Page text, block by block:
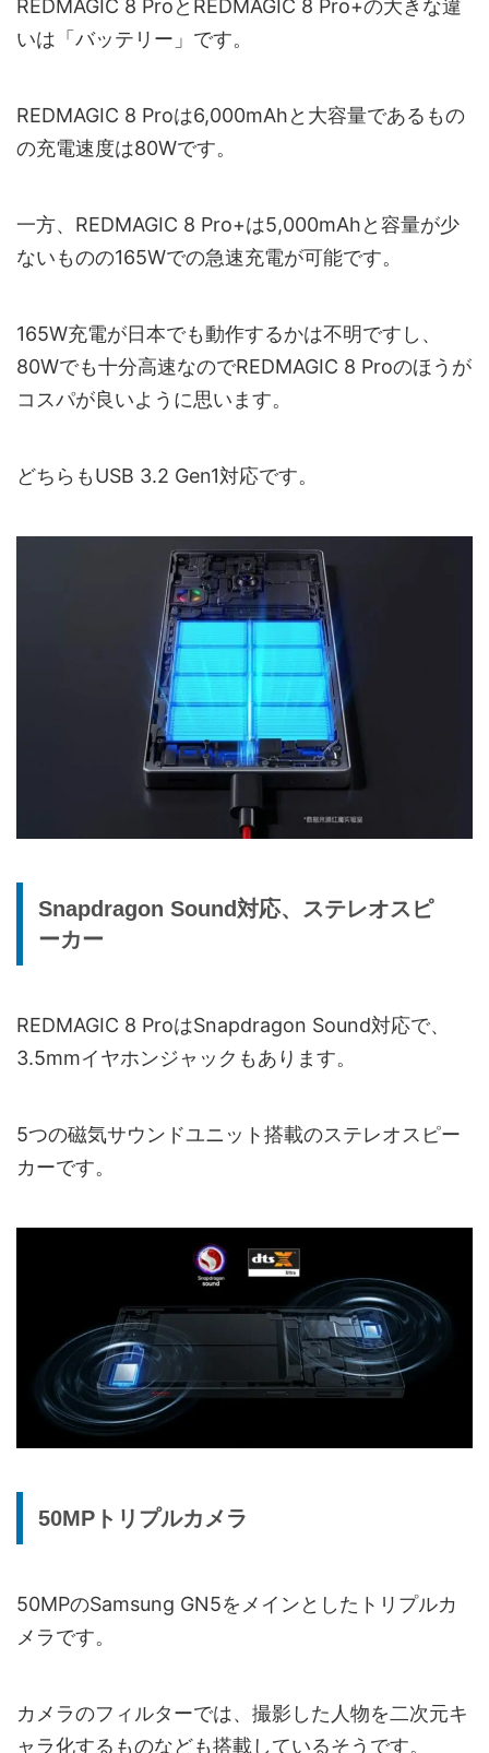
REDMAGIC 8 ProとREDMAGIC 8 Pro+の大きな違
いは「バッテリー」です。
REDMAGIC 8 Proは6,000mAhと大容量であるもの
の充電速度は80Wです。
一方、REDMAGIC 8 Pro+は5,000mAhと容量が少
ないものの165Wでの急速充電が可能です。
165W充電が日本でも動作するかは不明ですし、
80Wでも十分高速なのでREDMAGIC 8 Proのほうが
コスパが良いように思います。
どちらもUSB 3.2 Gen1対応です。
Snapdragon Sound対応、ステレオスピ
ーカー
REDMAGIC 8 ProはSnapdragon Sound対応で、
3.5mmイヤホンジャックもあります。
5つの磁気サウンドユニット搭載のステレオスピー
カーです。
50MPトリプルカメラ
50MPのSamsung GN5をメインとしたトリプルカ
メラです。
カメラのフィルターでは、撮影した人物を二次元キ
ャラ化するものなども搭載しているそうです。